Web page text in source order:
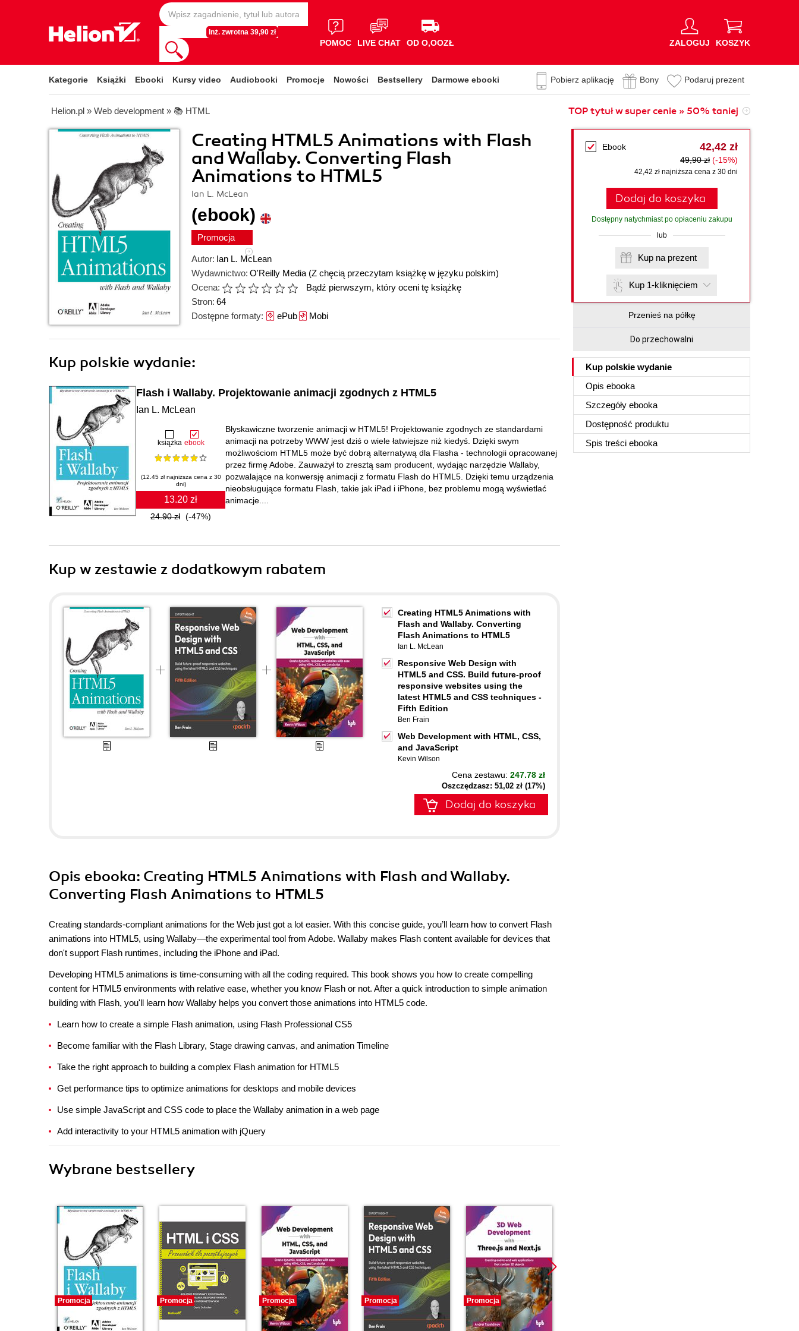
Inż. zwrotna 39,90 zł
POMOC LIVE CHAT OD O,OOZŁ ZALOGUJ KOSZYK
Kategorie Książki Ebooki Kursy video Audiobooki Promocje Nowości Bestsellery Darmowe ebooki Pobierz aplikację Bony Podaruj prezent
Helion.pl » Web development » 📚 HTML TOP tytuł w super cenie » 50% taniej
Creating HTML5 Animations with Flash
and Wallaby. Converting Flash
Animations to HTML5
Ian L. McLean
(ebook)
Promocja
Autor: Ian L. McLean
Wydawnictwo: O'Reilly Media (Z chęcią przeczytam książkę w języku polskim)
Ocena:
Bądź pierwszym, który oceni tę książkę
Stron: 64
Dostępne formaty: ePubMobi
Ebook 42,42 zł
49,90 zł (-15%)
42,42 zł najniższa cena z 30 dni
Dodaj do koszyka
Dostępny natychmiast po opłaceniu zakupu
lub
Kup na prezent
Kup 1-kliknięciem
Przenieś na półkę
Do przechowalni
Kup polskie wydanie
Opis ebooka
Szczegóły ebooka
Dostępność produktu
Spis treści ebooka
Kup polskie wydanie:
Flash i Wallaby. Projektowanie animacji zgodnych z HTML5
Ian L. McLean
książka ebook
(12.45 zł najniższa cena z 30
dni)
13.20 zł
24.90 zł (-47%)
Błyskawiczne tworzenie animacji w HTML5! Projektowanie zgodnych ze standardami
animacji na potrzeby WWW jest dziś o wiele łatwiejsze niż kiedyś. Dzięki swym
możliwościom HTML5 może być dobrą alternatywą dla Flasha - technologii opracowanej
przez firmę Adobe. Zauważył to zresztą sam producent, wydając narzędzie Wallaby,
pozwalające na konwersję animacji z formatu Flash do HTML5. Dzięki temu urządzenia
nieobsługujące formatu Flash, takie jak iPad i iPhone, bez problemu mogą wyświetlać
animacje....
Kup w zestawie z dodatkowym rabatem
Creating HTML5 Animations with
Flash and Wallaby. Converting
Flash Animations to HTML5
Ian L. McLean
Responsive Web Design with
HTML5 and CSS. Build future-proof
responsive websites using the
latest HTML5 and CSS techniques -
Fifth Edition
Ben Frain
Web Development with HTML, CSS,
and JavaScript
Kevin Wilson
Cena zestawu: 247.78 zł
Oszczędzasz: 51,02 zł (17%)
Dodaj do koszyka
Opis ebooka: Creating HTML5 Animations with Flash and Wallaby.
Converting Flash Animations to HTML5
Creating standards-compliant animations for the Web just got a lot easier. With this concise guide, you’ll learn how to convert Flash
animations into HTML5, using Wallaby—the experimental tool from Adobe. Wallaby makes Flash content available for devices that
don't support Flash runtimes, including the iPhone and iPad.
Developing HTML5 animations is time-consuming with all the coding required. This book shows you how to create compelling
content for HTML5 environments with relative ease, whether you know Flash or not. After a quick introduction to simple animation
building with Flash, you'll learn how Wallaby helps you convert those animations into HTML5 code.
Learn how to create a simple Flash animation, using Flash Professional CS5
Become familiar with the Flash Library, Stage drawing canvas, and animation Timeline
Take the right approach to building a complex Flash animation for HTML5
Get performance tips to optimize animations for desktops and mobile devices
Use simple JavaScript and CSS code to place the Wallaby animation in a web page
Add interactivity to your HTML5 animation with jQuery
Wybrane bestsellery
Promocja Promocja Promocja Promocja Promocja